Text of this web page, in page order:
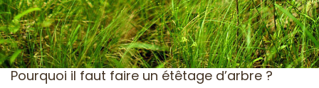
Pourquoi il faut faire un étêtage d’arbre ?